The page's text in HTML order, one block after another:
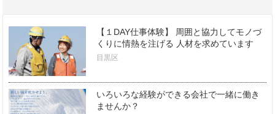
【１DAY仕事体験】 周囲と協力してモノづ
くりに情熱を注げる 人材を求めています
目黒区
いろいろな経験ができる会社で一緒に働き
ませんか？